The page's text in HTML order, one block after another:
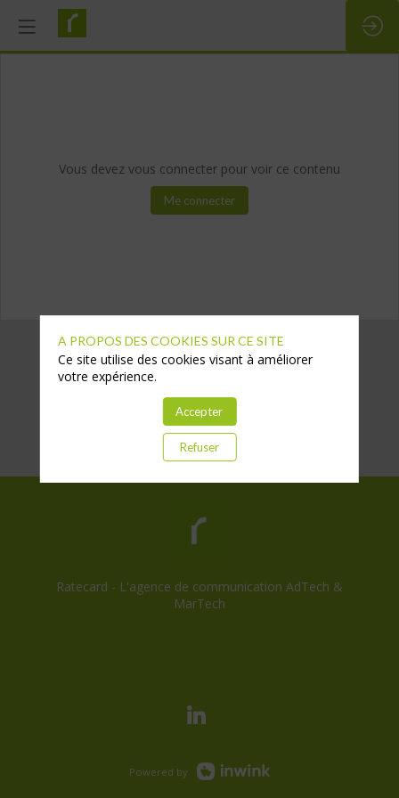
Vous devez vous connecter pour voir ce contenu
Me connecter
Ratecard - L'agence de communication AdTech &
MarTech
Powered by
A PROPOS DES COOKIES SUR CE SITE
Ce site utilise des cookies visant à améliorer
votre expérience.
Accepter
Refuser